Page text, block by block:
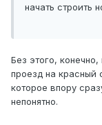
начать строить
Без этого,
проезд на красный
которое впору
непонятно.